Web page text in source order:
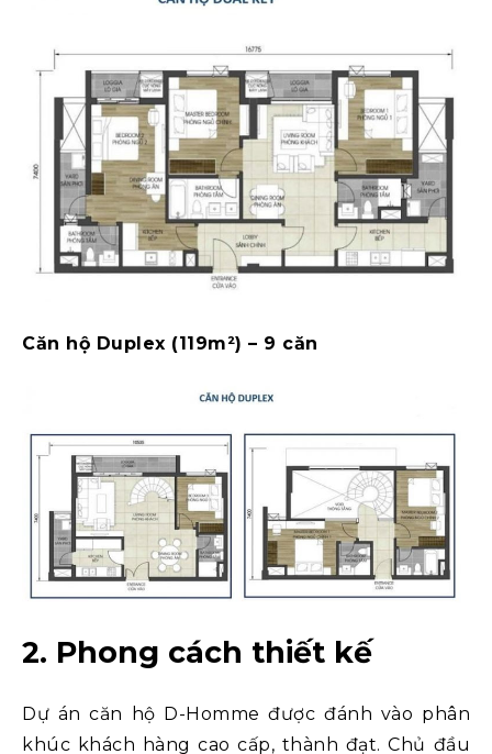
Căn hộ Duplex (119m²) – 9 căn
2. Phong cách thiết kế
Dự án căn hộ D-Homme được đánh vào phân
khúc khách hàng cao cấp, thành đạt. Chủ đầu